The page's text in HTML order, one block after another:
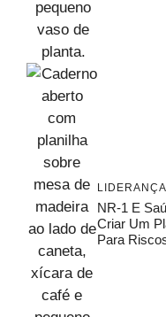
NR-1 E
Criar Um
Para